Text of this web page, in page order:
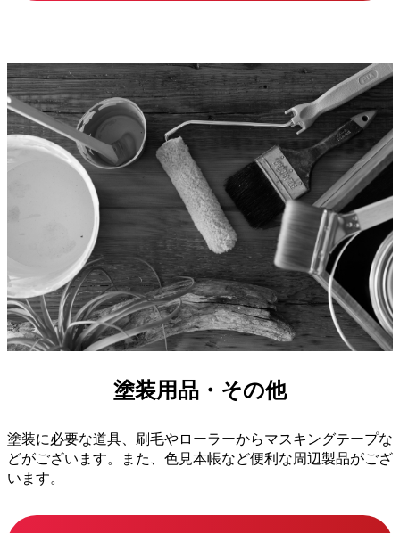
塗装用品・その他
塗装に必要な道具、刷毛やローラーからマスキングテープな
どがございます。また、色見本帳など便利な周辺製品がござ
います。